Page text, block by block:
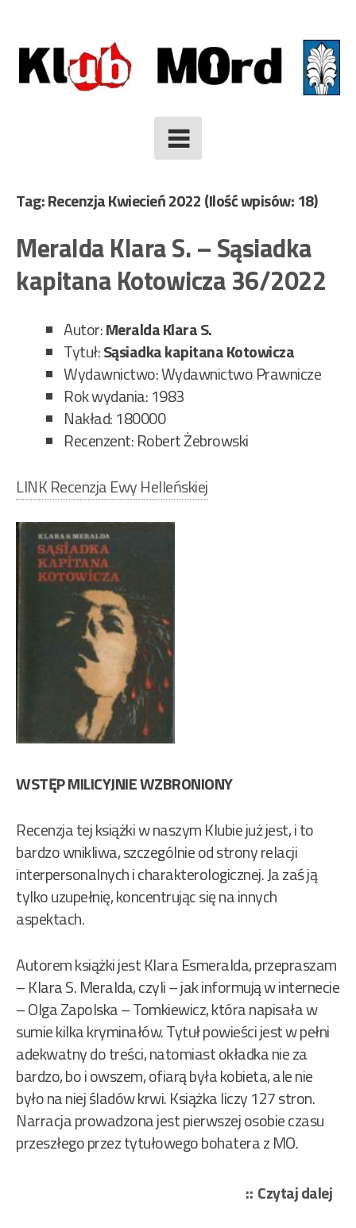
to
content
Tag: Recenzja Kwiecień 2022(Ilość wpisów: 18)
Meralda Klara S. – Sąsiadka
kapitana Kotowicza 36/2022
Autor:Meralda Klara S.
Tytuł:Sąsiadka kapitana Kotowicza
Wydawnictwo: Wydawnictwo Prawnicze
Rok wydania: 1983
Nakład: 180000
Recenzent: Robert Żebrowski
LINK Recenzja Ewy Helleńskiej
WSTĘP MILICYJNIE WZBRONIONY
Recenzja tej książki w naszym Klubie już jest, i to
bardzo wnikliwa, szczególnie od strony relacji
interpersonalnych i charakterologicznej. Ja zaś ją
tylko uzupełnię, koncentrując się na innych
aspektach.
Autorem książki jest Klara Esmeralda, przepraszam
– Klara S. Meralda, czyli – jak informują w internecie
– Olga Zapolska – Tomkiewicz, która napisała w
sumie kilka kryminałów. Tytuł powieści jest w pełni
adekwatny do treści, natomiast okładka nie za
bardzo, bo i owszem, ofiarą była kobieta, ale nie
było na niej śladów krwi. Książka liczy 127 stron.
Narracja prowadzona jest pierwszej osobie czasu
przeszłego przez tytułowego bohatera z MO.
Czytaj dalej